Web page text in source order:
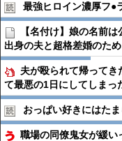
最強ヒロイン濃厚フ●︎
【名付け】娘の名前
出身の夫と超格差婚のた
夫が殴られて帰ってき
て最悪の1日にしてしまっ
おっぱい好きにはた
職場の同僚鬼女が緩